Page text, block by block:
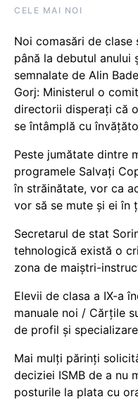
CELE MAI NOI
Noi comasări de
până la debutul anului
semnalate de Alin
Gorj: Ministerul o
directorii disperați că
se întâmplă cu
Peste jumătate dintre
programele Salvați
în străinătate, vor ca
vor să se mute și ei în
Secretarul de stat
tehnologică există o
zona de maiștri-
Elevii de clasa a IX-a
manuale noi / Cărțile
de profil și specializare
Mai mulți părinți
deciziei ISMB de a nu
posturile la plata cu